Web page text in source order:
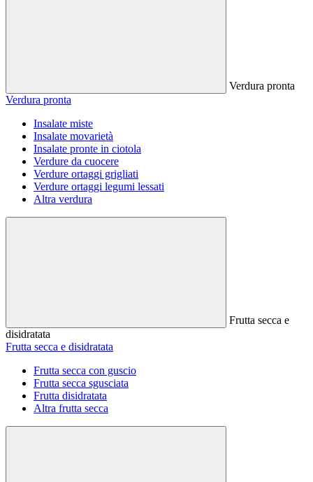
Verdura pronta
Verdura pronta
Insalate miste
Insalate movarietà
Insalate pronte in ciotola
Verdure da cuocere
Verdure ortaggi grigliati
Verdure ortaggi legumi lessati
Altra verdura
Frutta secca e
disidratata
Frutta secca e disidratata
Frutta secca con guscio
Frutta secca sgusciata
Frutta disidratata
Altra frutta secca